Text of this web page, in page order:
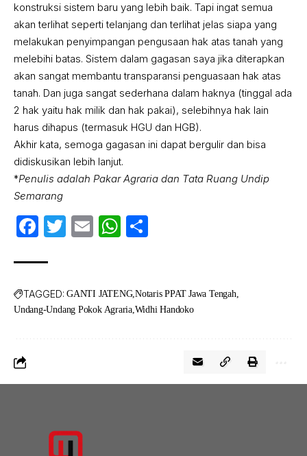
konstruksi sistem baru yang lebih baik. Tapi ingat semua
akan terlihat seperti telanjang dan terlihat jelas siapa yang
melakukan penyimpangan pengusaan hak atas tanah yang
melebihi batas. Sistem dalam gagasan saya jika diterapkan
akan sangat membantu transparansi penguasaan hak atas
tanah. Dan juga sangat sederhana dalam haknya (tinggal ada
2 hak yaitu hak milik dan hak pakai), selebihnya hak lain
harus dihapus (termasuk HGU dan HGB).
Akhir kata, semoga gagasan ini dapat bergulir dan bisa
didiskusikan lebih lanjut.
*Penulis adalah Pakar Agraria dan Tata Ruang Undip
Semarang
Facebook
Twitter
EmailWhatsApp
TAGGED: GANTI JATENG Notaris PPAT Jawa Tengah
Undang-Undang Pokok Agraria Widhi Handoko